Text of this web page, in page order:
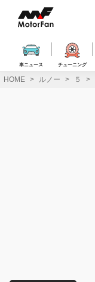
ス
車ニュース チューニング
HOME ルノー ５